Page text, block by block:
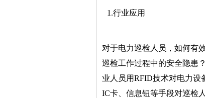
1.行业应用
对于电力巡检人员， 如何有
巡检工作过程中的安全隐患
业人员用RFID技术对电力设
IC卡、信息钮等手段对巡检